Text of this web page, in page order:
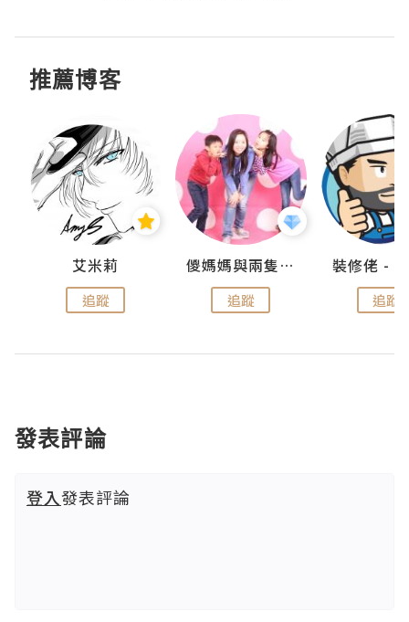
推薦博客
艾米莉
追蹤
儍媽媽與兩隻小魔怪之家
追蹤 追蹤
發表評論
登入發表評論